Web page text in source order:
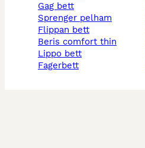
gag bett
sprenger pelham
flippan bett
beris comfort thin
lippo bett
fagerbett